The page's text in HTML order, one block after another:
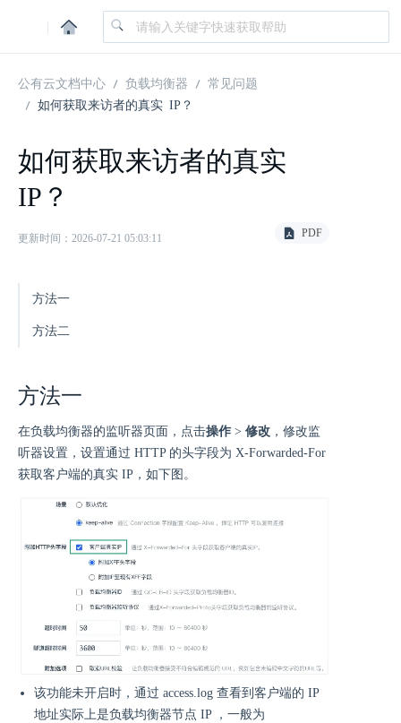
|
公有云文档中心 负载均衡器
常见问题
如何获取来访者的真实 IP？
如何获取来访者的真实
IP？
更新时间：2026-07-21 05:03:11 PDF
方法一
方法二
方法一
在负载均衡器的监听器页面，点击操作 > 修改 ，修改监
听器设置，设置通过 HTTP 的头字段为 X-Forwarded-For
获取客户端的真实 IP，如下图。
该功能未开启时，通过 access.log 查看到客户端的 IP
地址实际上是负载均衡器节点 IP ，一般为